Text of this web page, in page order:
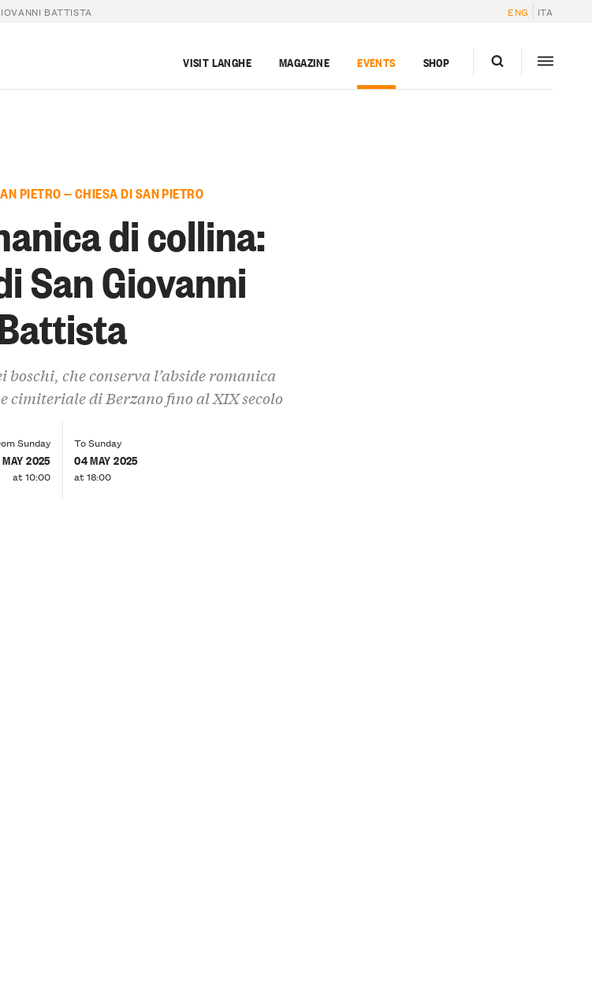
BATTISTA ENG ITA
VISIT LANGHE MAGAZINE EVENTS SHOP
PIETRO — CHIESA DI SAN PIETRO
di collina:
San Giovanni
che conserva l’abside romanica
cimiteriale di Berzano fino al XIX secolo
Sunday
2025
at 10:00
To Sunday
04 MAY 2025
at 18:00